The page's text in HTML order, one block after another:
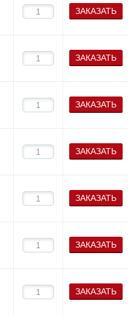
ЗАКАЗАТЬ
ЗАКАЗАТЬ
ЗАКАЗАТЬ
ЗАКАЗАТЬ
ЗАКАЗАТЬ
ЗАКАЗАТЬ
ЗАКАЗАТЬ